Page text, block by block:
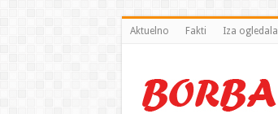
Aktuelno Fakti Iza ogledala